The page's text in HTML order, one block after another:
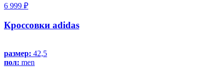
6 999 ₽
Кроссовки adidas
размер: 42,5
пол: men